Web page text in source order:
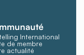
International
de membre
actualité